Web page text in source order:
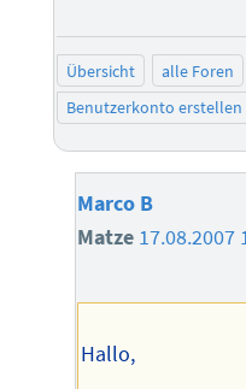
Übersicht alle Foren
Benutzerkonto erstellen
Marco B
Matze 17.08.2007
Hallo,